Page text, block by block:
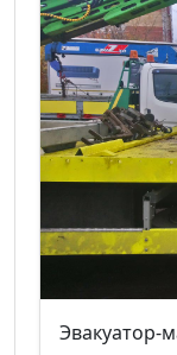
Эвакуатор-